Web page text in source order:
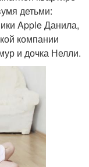
детьми:
Apple Данила,
компании
и дочка Нелли.